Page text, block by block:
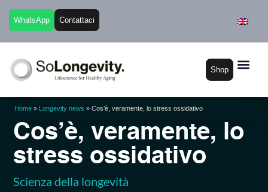
WhatsApp Contattaci
Shop
Home » Longevity news » Cos’è, veramente, lo stress ossidativo
Cos’è, veramente, lo
stress ossidativo
Scienza della longevità